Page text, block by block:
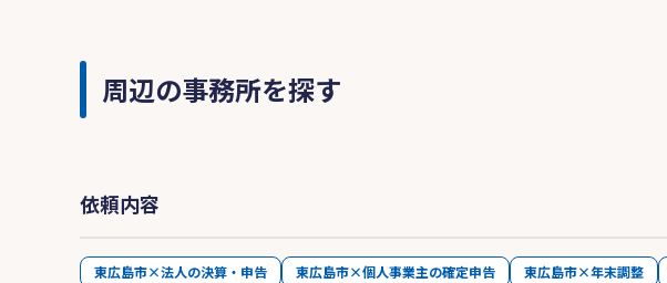
周辺の事務所を探す
依頼内容
東広島市×法人の決算・申告 東広島市×個人事業主の確定申告 東広島市×年末調整